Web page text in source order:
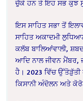
ਚੁੱਕੇ ਹਨ ਤੇ ਇਹ ਸਭ ਕੁਝ
ਇਸ ਸਾਹਿਤ ਸਭਾ ਤੋਂ
ਸਾਹਿਤ ਅਕਾਦਮੀ
ਕਲੱਬ ਬਾਲਿਆਂਵਾਲੀ,
ਆਦਿ ਨਾਲ ਜੀਵਨ
ਹੈ। 2023 ਵਿੱਚ
ਕਿਸਾਨੀ ਅੰਦੋਲਨ ਅਤੇ